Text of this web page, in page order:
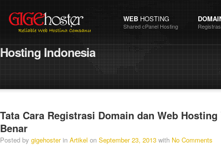
WEBHOSTING
Shared cPanel Hosting
Hosting Indonesia
Tata Cara Registrasi Domain dan Web
Benar
Posted by gigehosterin Artikel on September 23, 2013 with No Comments